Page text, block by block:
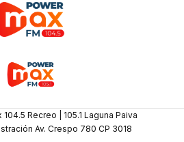
Recreo | 105.1 Laguna Paiva
Av. Crespo 780 CP 3018